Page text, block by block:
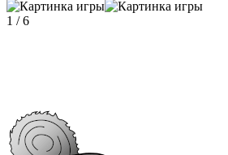
1 /6